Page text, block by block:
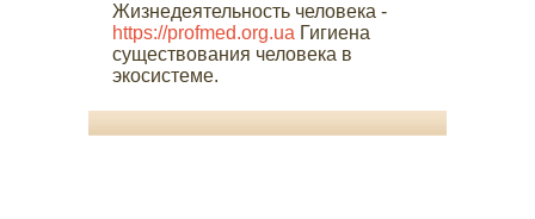
Жизнедеятельность человека -
https://profmed.org.ua Гигиена
существования человека в
экосистеме.